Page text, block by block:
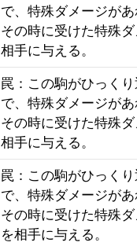
で、特殊ダメージがあ
その時に受けた特殊
相手に与える。
罠：この駒がひっく
で、特殊ダメージがあ
その時に受けた特殊
相手に与える。
罠：この駒がひっく
で、特殊ダメージがあ
その時に受けた特殊
を相手に与える。